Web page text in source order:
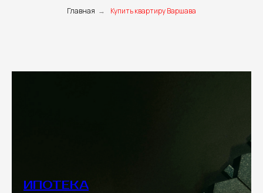
Главная → Купить квартиру Варшава
ИПОТЕКА